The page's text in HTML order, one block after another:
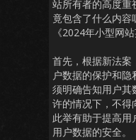
站所有者的高度重
竟包含了什么内
《2024年小型网
首先，根据新法案
户数据的保护和
须明确告知用户其
许的情况下，不得
此举有助于提高
用户数据的安全。